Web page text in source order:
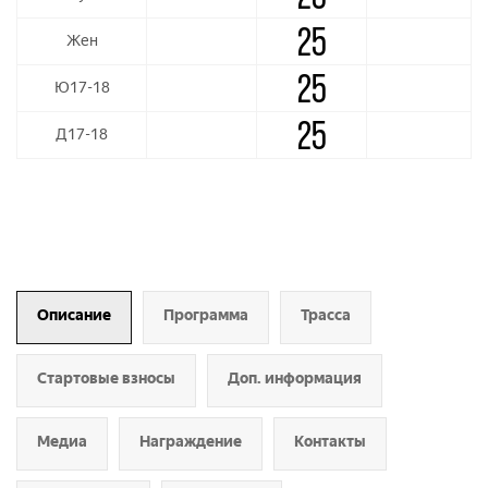
Жен 25
Ю17-18 25
Д17-18 25
Описание Программа Трасса
Стартовые взносы Доп. информация
Медиа Награждение Контакты